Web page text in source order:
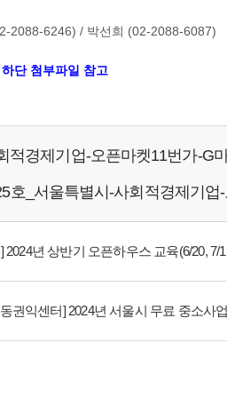
2088-6246) / 박선희 (02-2088-6087)
단 첨부파일 참고
적경제기업-오픈마켓11번가-G
호_서울특별시-사회적경제기
2024년 상반기 오픈하우스 교육(6/20, 7/
권익센터] 2024년 서울시 무료 중소사